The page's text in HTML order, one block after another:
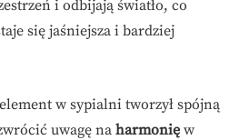
i odbijają światło, co
się jaśniejsza i bardziej
w sypialni tworzył spójną
uwagę na harmonię w